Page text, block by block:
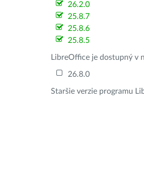
26.2.0
25.8.7
25.8.6
25.8.5
LibreOffice je dostupný v
26.8.0
Staršie verzie programu